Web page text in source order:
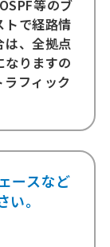
等のブ
トで経路情
は、全拠点
なりますの
フィック
ースなど
。